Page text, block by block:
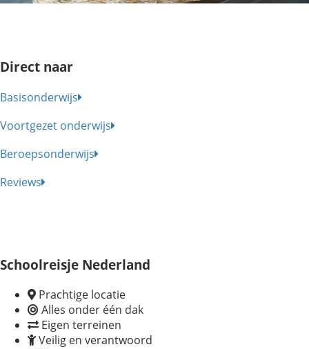
Direct naar
Basisonderwijs
Voortgezet onderwijs
Beroepsonderwijs
Reviews
Schoolreisje Nederland
Prachtige locatie
Alles onder één dak
Eigen terreinen
Veilig en verantwoord